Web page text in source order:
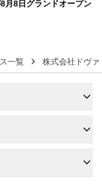
月8日グランドオープン
一覧 株式会社ドヴァ